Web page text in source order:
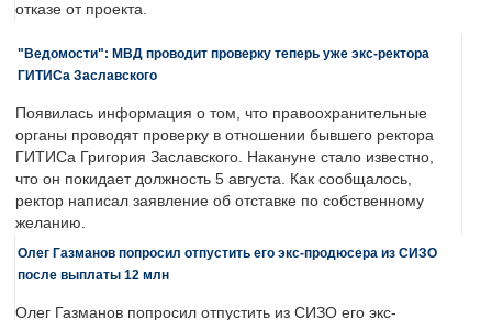
отказе от проекта.
"Ведомости": МВД проводит проверку теперь уже экс-ректора
ГИТИСа Заславского
Появилась информация о том, что правоохранительные
органы проводят проверку в отношении бывшего ректора
ГИТИСа Григория Заславского. Накануне стало известно,
что он покидает должность 5 августа. Как сообщалось,
ректор написал заявление об отставке по собственному
желанию.
Олег Газманов попросил отпустить его экс-продюсера из СИЗО
после выплаты 12 млн
Олег Газманов попросил отпустить из СИЗО его экс-